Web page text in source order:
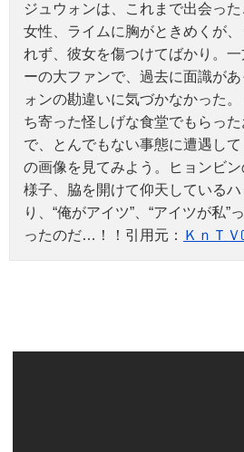
ジュウォンは、これまで出会っ
女性、ライムに胸がときめくが
れず、彼女を傷つけてばかり。
ーの大ファンで、過去に面識が
ォンの勘違いに気づかなかった
ち寄った怪しげな食堂でもらっ
で、とんでもない事態に遭遇し
の画像を見てみよう。ヒョンビン
様子、脇を開けて仰天している
り、“俺がアイツ”、“アイツが私”
ったのだ…！！引用元： ＫｎＴＶ